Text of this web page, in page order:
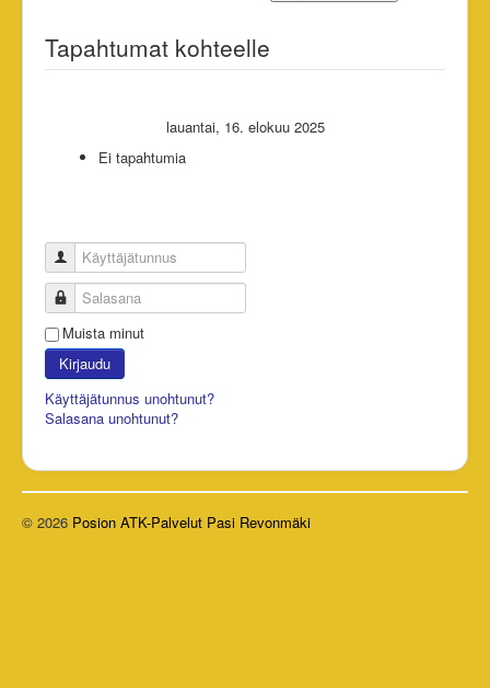
Tapahtumat kohteelle
lauantai, 16. elokuu 2025
Ei tapahtumia
Käyttäjätunnus
Salasana
Muista minut
Kirjaudu
Käyttäjätunnus unohtunut?
Salasana unohtunut?
© 2026 Posion ATK-Palvelut Pasi Revonmäki